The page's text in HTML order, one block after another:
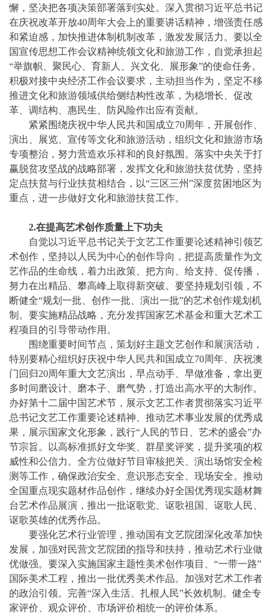
懈，坚决把各项决策部署落到实处。深入贯彻习近平总书记
在庆祝改革开放40周年大会上的重要讲话精神，增强责任感
和紧迫感，加快推进体制机制改革，激发发展活力。要以全
国宣传思想工作会议精神统领文化和旅游工作，自觉承担起
“举旗帜、聚民心、育新人、兴文化、展形象”的使命任务。
积极对接中央经济工作会议要求，主动担当作为，坚定不移
推进文化和旅游领域供给侧结构性改革，为稳增长、促改
革、调结构、惠民生、防风险作出应有贡献。
紧紧围绕庆祝中华人民共和国成立70周年，开展创作、
演出、展览、宣传等文化和旅游活动，组织文化和旅游市场
专项整治，努力营造欢乐祥和的良好氛围。落实中央关于打
赢脱贫攻坚战的战略部署，发挥文化和旅游扶贫优势，坚持
定点扶贫与行业扶贫相结合，以“三区三州”深度贫困地区为
重点，进一步做好文化和旅游扶贫工作。
2.在提高艺术创作质量上下功夫
自觉以习近平总书记关于文艺工作重要论述精神引领艺
术创作，坚持以人民为中心的创作导向，把提高质量作为文
艺作品的生命线，着力出政策、把方向、给支持、促传播，
努力在出精品、攀高峰上取得新突破。要坚持规划引领，不
断健全“规划一批、创作一批、演出一批”的艺术创作规划机
制。要实施精品战略，充分发挥国家艺术基金和重大艺术工
程项目的引导带动作用。
围绕重要时间节点，策划好主题文艺创作和展演活动，
特别要精心组织好庆祝中华人民共和国成立70周年、庆祝澳
门回归20周年重大文艺演出，早点动手、早做准备，拿出更
多时间磨设计、磨本子、磨气势，打造出高水平的大制作。
办好第十二届中国艺术节，展示文艺工作者贯彻落实习近平
总书记文艺工作重要论述精神、推动艺术事业发展的优秀成
果，展示国家文化形象，践行“人民的节日、艺术的盛会”办
节宗旨。以高标准抓好文华奖、群星奖评奖，提升奖项的权
威性和公信力。全方位做好节目审核把关、演出场馆安全检
测等工作，确保政治安全、意识形态安全、现场安全。推动
全国重点现实题材作品创作，继续办好全国优秀现实题材舞
台艺术作品展演，推出一批讴歌党、讴歌祖国、讴歌人民、
讴歌英雄的优秀作品。
要强化艺术行业管理，推动国有文艺院团深化改革加快
发展，加强对民营文艺院团的指导和扶持，推动艺术行业做
优做强。要深入实施国家主题性美术创作项目、 “一带一路”
国际美术工程，推出一批优秀美术作品。加强对艺术工作者
的政治引领。完善“深入生活、扎根人民”长效机制。健全专
家评价、观众评价、市场评价相统一的评价体系。